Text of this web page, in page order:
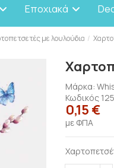
Εποχιακά
με λουλούδια
Μάρκα:
Κωδικός
0,15 €
με ΦΠΑ